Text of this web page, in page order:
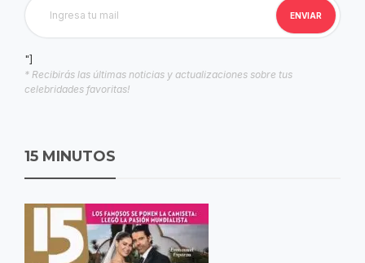
"]
* Recibirás las últimas noticias y actualizaciones sobre tus
celebridades favoritas!
15 MINUTOS